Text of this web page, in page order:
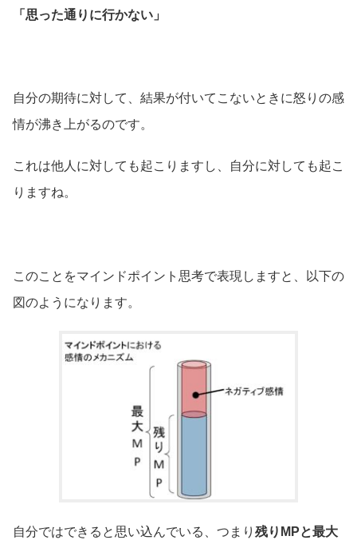
「思った通りに行かない」
自分の期待に対して、結果が付いてこないときに怒りの感
情が沸き上がるのです。
これは他人に対しても起こりますし、自分に対しても起こ
りますね。
このことをマインドポイント思考で表現しますと、以下の
図のようになります。
自分ではできると思い込んでいる、つまり 残りMPと最大